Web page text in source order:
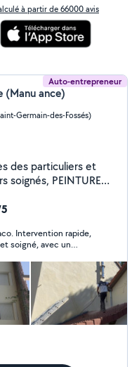
à partir de 66000 avis
Auto-entrepreneur
(Manu ance)
Germain-des-Fossés)
PEINTURE
(idéal pour la
de
Nous ne
qualité,
Problème de
ou projet TOUS
ou fibres-ciment Zinc
remise en
Intervention rapide,
soigné, avec un